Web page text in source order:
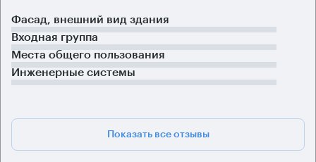
Фасад, внешний вид здания
Входная группа
Места общего пользования
Инженерные системы
Показать все отзывы